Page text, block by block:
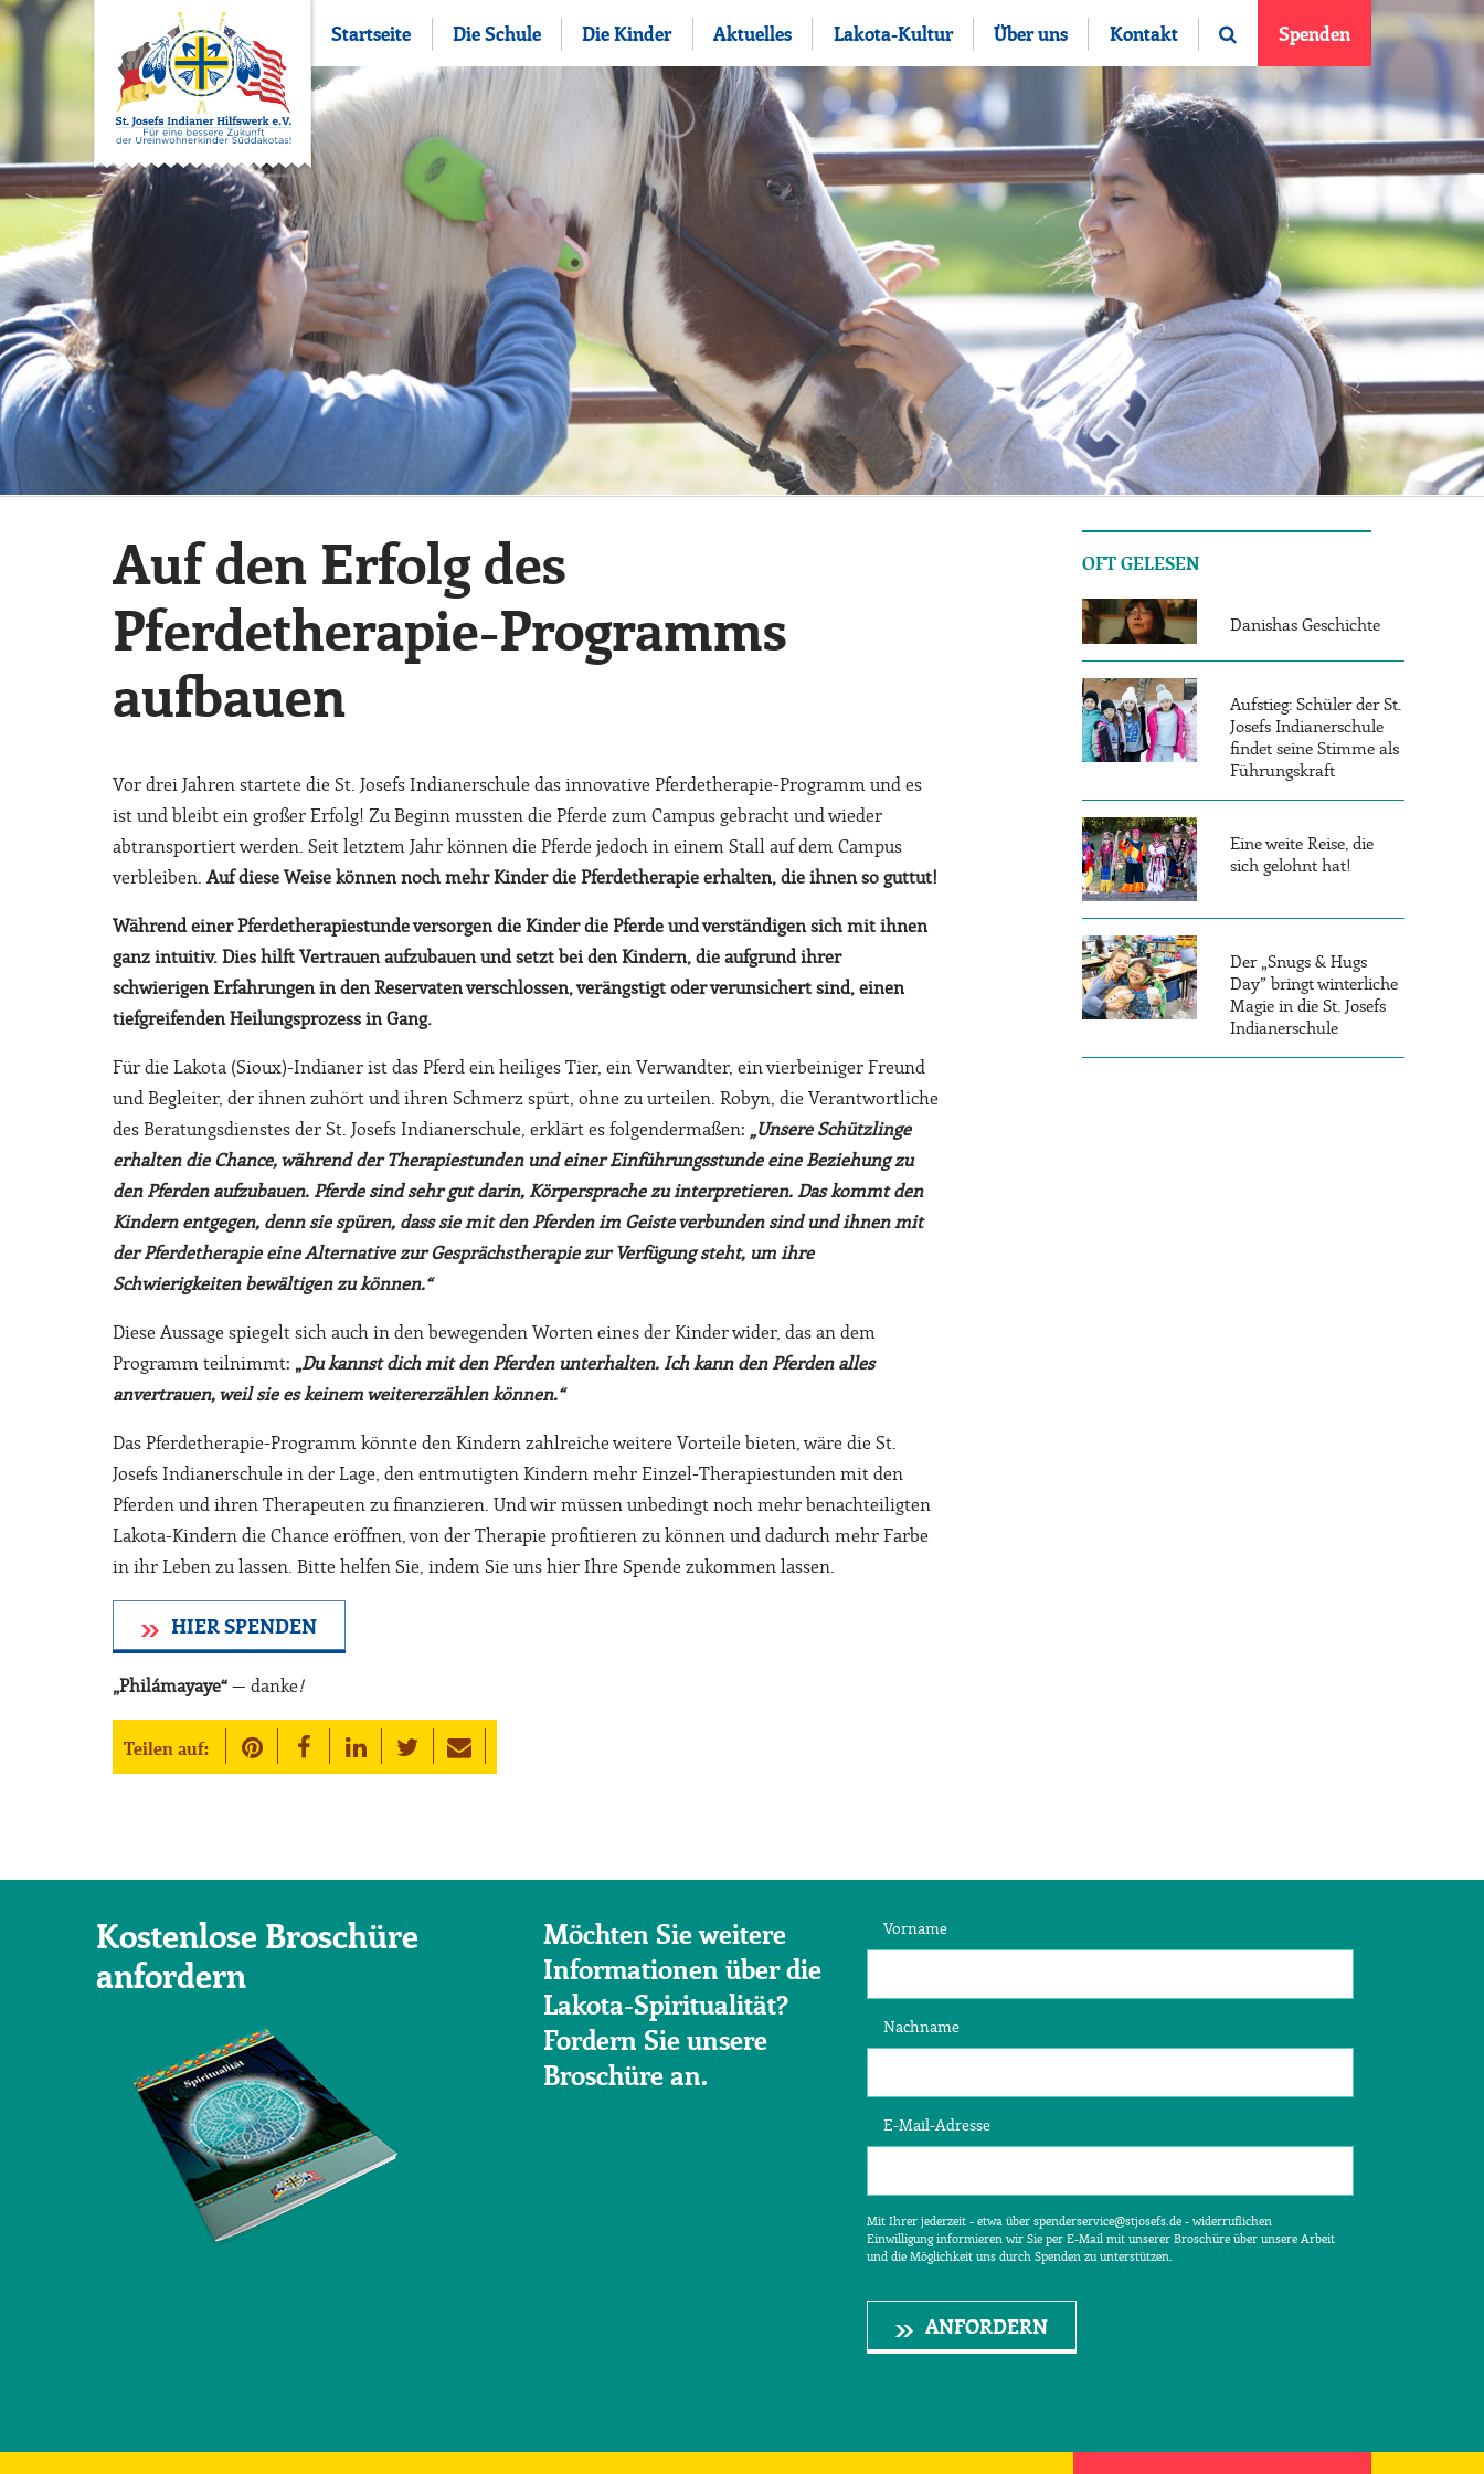
Startseite Die Schule Die Kinder Aktuelles Lakota-Kultur Über uns Kontakt Spenden
Auf den Erfolg des
Pferdetherapie-Programms
aufbauen
Vor drei Jahren startete die St. Josefs Indianerschule das innovative Pferdetherapie-Programm und es
ist und bleibt ein großer Erfolg! Zu Beginn mussten die Pferde zum Campus gebracht und wieder
abtransportiert werden. Seit letztem Jahr können die Pferde jedoch in einem Stall auf dem Campus
verbleiben. Auf diese Weise können noch mehr Kinder die Pferdetherapie erhalten, die ihnen so guttut!
Während einer Pferdetherapiestunde versorgen die Kinder die Pferde und verständigen sich mit ihnen
ganz intuitiv. Dies hilft Vertrauen aufzubauen und setzt bei den Kindern, die aufgrund ihrer
schwierigen Erfahrungen in den Reservaten verschlossen, verängstigt oder verunsichert sind, einen
tiefgreifenden Heilungsprozess in Gang.
Für die Lakota (Sioux)-Indianer ist das Pferd ein heiliges Tier, ein Verwandter, ein vierbeiniger Freund
und Begleiter, der ihnen zuhört und ihren Schmerz spürt, ohne zu urteilen. Robyn, die Verantwortliche
des Beratungsdienstes der St. Josefs Indianerschule, erklärt es folgendermaßen:
„Unsere Schützlinge
erhalten die Chance, während der Therapiestunden und einer Einführungsstunde eine Beziehung zu
den Pferden aufzubauen. Pferde sind sehr gut darin, Körpersprache zu interpretieren. Das kommt den
Kindern entgegen, denn sie spüren, dass sie mit den Pferden im Geiste verbunden sind und ihnen mit
der Pferdetherapie eine Alternative zur Gesprächstherapie zur Verfügung steht, um ihre
Schwierigkeiten bewältigen zu können.“
Diese Aussage spiegelt sich auch in den bewegenden Worten eines der Kinder wider, das an dem
Programm teilnimmt: „Du kannst dich mit den Pferden unterhalten. Ich kann den Pferden alles
anvertrauen, weil sie es keinem weitererzählen können.“
Das Pferdetherapie-Programm könnte den Kindern zahlreiche weitere Vorteile bieten, wäre die St.
Josefs Indianerschule in der Lage, den entmutigten Kindern mehr Einzel-Therapiestunden mit den
Pferden und ihren Therapeuten zu finanzieren. Und wir müssen unbedingt noch mehr benachteiligten
Lakota-Kindern die Chance eröffnen, von der Therapie profitieren zu können und dadurch mehr Farbe
in ihr Leben zu lassen. Bitte helfen Sie, indem Sie uns hier Ihre Spende zukommen lassen.
HIER SPENDEN
„Philámayaye“ — danke!
Teilen auf:
OFT GELESEN
Danishas Geschichte
Aufstieg: Schüler der St.
Josefs Indianerschule
findet seine Stimme als
Führungskraft
Eine weite Reise, die
sich gelohnt hat!
Der „Snugs & Hugs
Day” bringt winterliche
Magie in die St. Josefs
Indianerschule
Kostenlose Broschüre
anfordern
Möchten Sie weitere
Informationen über die
Lakota-Spiritualität?
Fordern Sie unsere
Broschüre an.
Vorname
Nachname
E-Mail-Adresse
Mit Ihrer jederzeit - etwa über spenderservice@stjosefs.de - widerruflichen
Einwilligung informieren wir Sie per E-Mail mit unserer Broschüre über unsere Arbeit
und die Möglichkeit uns durch Spenden zu unterstützen.
ANFORDERN